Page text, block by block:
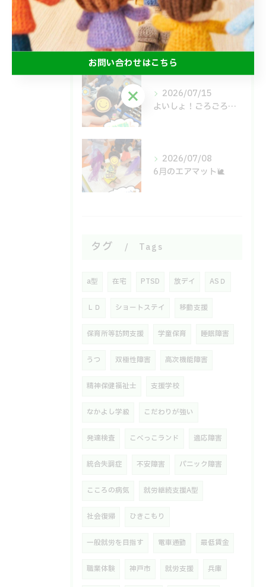
2026/07/18
2026/07/15
よいしょ！ごろごろ！体幹運動🙌
2026/07/08
6月のエアマット🐌
タグ Tags
a型 在宅 PTSD 放デイ ASＤ
ＬＤ ショートステイ 移動支援
保育所等訪問支援 学童保育 睡眠障害
うつ 双極性障害 高次機能障害
精神保健福祉士 支援学校
なかよし学級 こだわりが強い
発達検査 こべっこランド 適応障害
統合失調症 不安障害 パニック障害
こころの病気 就労継続支援A型
社会復帰 ひきこもり
一般就労を目指す 電車通勤 最低賃金
職業体験 神戸市 就労支援 兵庫
お問い合わせはこちら
お問い合わせはこちら